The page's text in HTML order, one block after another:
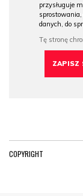
przysługuje
danych, do
COPYRIGHT